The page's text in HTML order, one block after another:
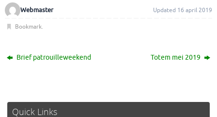
Webmaster Updated 16 april 2019
Bookmark.
Brief patrouilleweekend Totem mei 2019
Quick Links